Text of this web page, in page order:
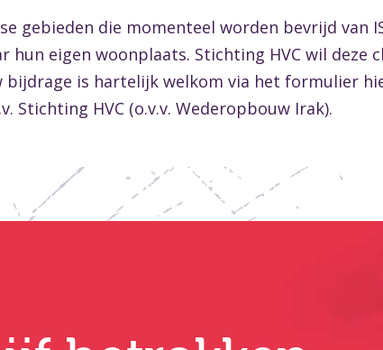
gebieden die momenteel worden bevrijd
hun eigen woonplaats. Stichting HVC wil
bijdrage is hartelijk welkom via het formulier
Stichting HVC (o.v.v. Wederopbouw Irak).